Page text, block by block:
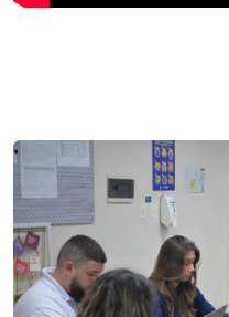
Rádio
Museu
Unoesc